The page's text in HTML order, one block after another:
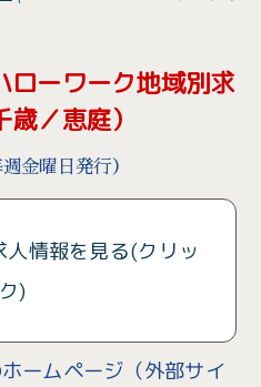
ローワーク地域別求
／恵庭）
金曜日発行）
情報を見る(クリッ
ク)
ームページ（外部サイ